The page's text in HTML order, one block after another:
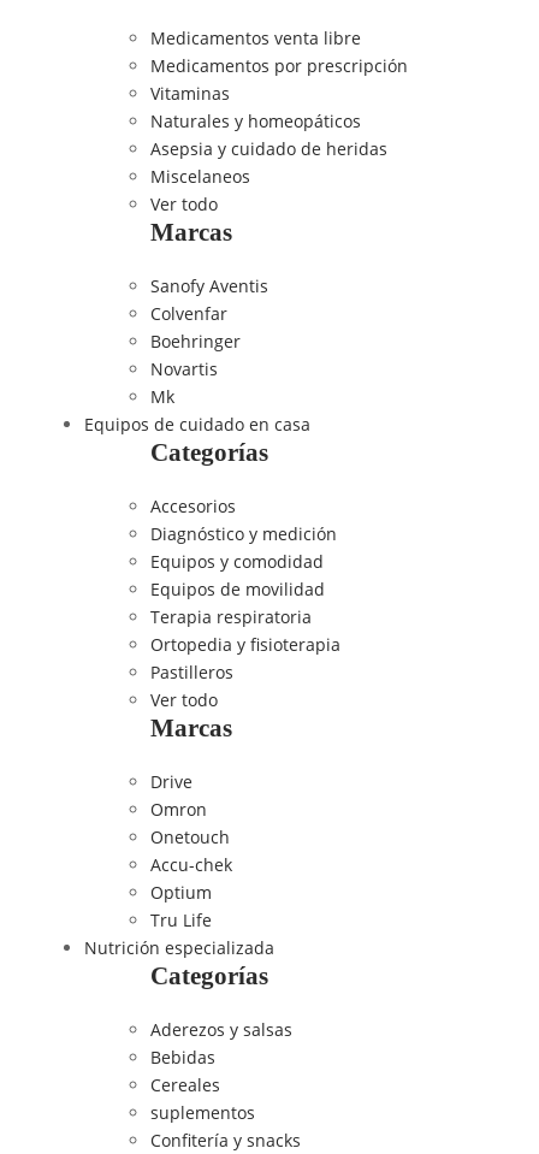
Medicamentos venta libre
Medicamentos por prescripción
Vitaminas
Naturales y homeopáticos
Asepsia y cuidado de heridas
Miscelaneos
Ver todo
Marcas
Sanofy Aventis
Colvenfar
Boehringer
Novartis
Mk
Equipos de cuidado en casa
Categorías
Accesorios
Diagnóstico y medición
Equipos y comodidad
Equipos de movilidad
Terapia respiratoria
Ortopedia y fisioterapia
Pastilleros
Ver todo
Marcas
Drive
Omron
Onetouch
Accu-chek
Optium
Tru Life
Nutrición especializada
Categorías
Aderezos y salsas
Bebidas
Cereales
suplementos
Confitería y snacks